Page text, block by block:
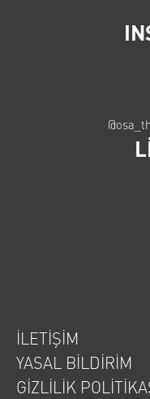
İLETIŞIM
YASAL BILDIRIM
GIZLILIK